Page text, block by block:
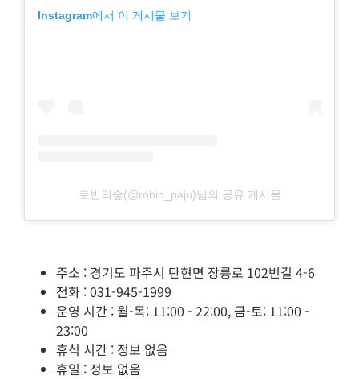
Instagram에서 이 게시물 보기
로빈의숲(@robin_paju)님의 공유 게시물
주소 : 경기도 파주시 탄현면 장릉로 102번길 4-6
전화 : 031-945-1999
운영 시간 : 월-목: 11:00 - 22:00, 금-토: 11:00 -
23:00
휴식 시간 : 정보 없음
휴일 : 정보 없음